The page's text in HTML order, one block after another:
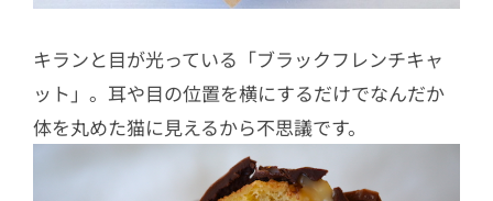
キランと目が光っている「ブラックフレンチキャ
ット」。耳や目の位置を横にするだけでなんだか
体を丸めた猫に見えるから不思議です。